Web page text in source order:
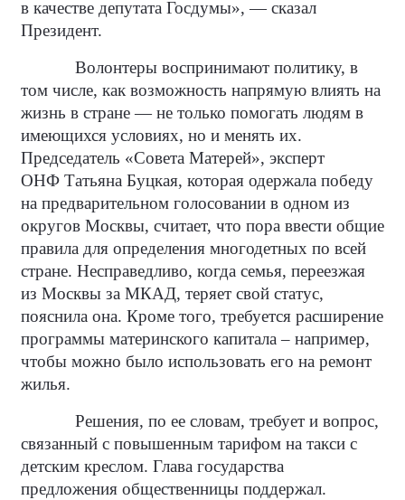
в качестве депутата Госдумы», — сказал
Президент.
Волонтеры воспринимают политику, в
том числе, как возможность напрямую влиять на
жизнь в стране — не только помогать людям в
имеющихся условиях, но и менять их.
Председатель «Совета Матерей», эксперт
ОНФ Татьяна Буцкая, которая одержала победу
на предварительном голосовании в одном из
округов Москвы, считает, что пора ввести общие
правила для определения многодетных по всей
стране. Несправедливо, когда семья, переезжая
из Москвы за МКАД, теряет свой статус,
пояснила она. Кроме того, требуется расширение
программы материнского капитала – например,
чтобы можно было использовать его на ремонт
жилья.
Решения, по ее словам, требует и вопрос,
связанный с повышенным тарифом на такси с
детским креслом. Глава государства
предложения общественницы поддержал.